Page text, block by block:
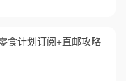
食计划订阅+直邮攻略